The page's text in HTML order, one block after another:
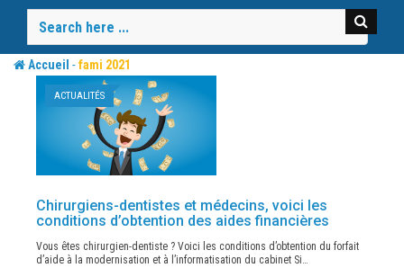
content
Accueil -fami 2021
ACTUALITÉS
Chirurgiens-dentistes et médecins, voici les
conditions d’obtention des aides financières
Vous êtes chirurgien-dentiste ? Voici les conditions d’obtention du forfait
d’aide à la modernisation et à l’informatisation du cabinet Si…